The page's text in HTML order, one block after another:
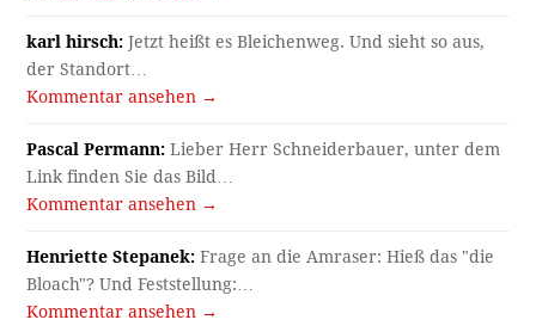
karl hirsch: Jetzt heißt es Bleichenweg. Und sieht so aus,
der Standort…
Kommentar ansehen →
Pascal Permann: Lieber Herr Schneiderbauer, unter dem
Link finden Sie das Bild…
Kommentar ansehen →
Henriette Stepanek: Frage an die Amraser: Hieß das "die
Bloach"? Und Feststellung:…
Kommentar ansehen →